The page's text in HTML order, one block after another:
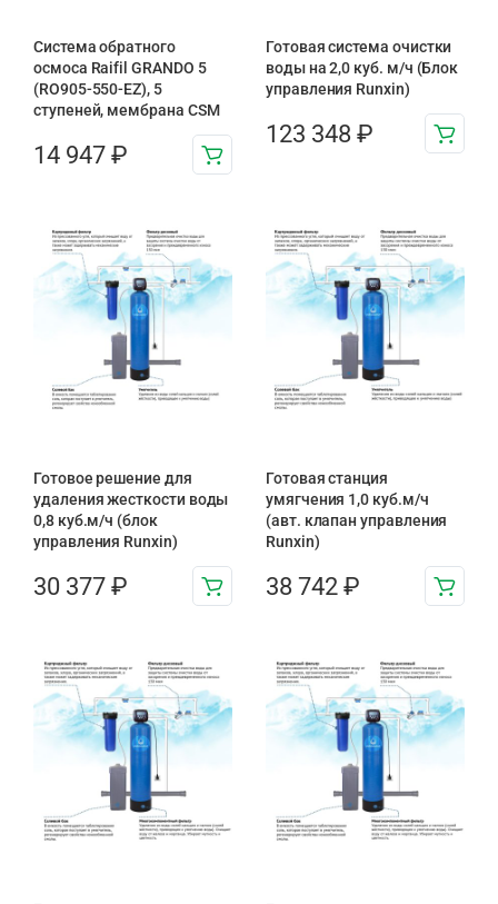
Система обратного
осмоса Raifil GRANDO 5
(RO905-550-EZ), 5
ступеней, мембрана CSM
14 947 ₽
Готовая система очистки
воды на 2,0 куб. м/ч (Блок
управления Runxin)
123 348 ₽
Готовое решение для
удаления жесткости воды
0,8 куб.м/ч (блок
управления Runxin)
30 377 ₽
Готовая станция
умягчения 1,0 куб.м/ч
(авт. клапан управления
Runxin)
38 742 ₽